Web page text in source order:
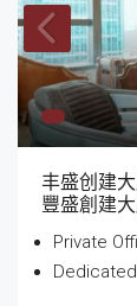
丰盛创建
豐盛創建
Private